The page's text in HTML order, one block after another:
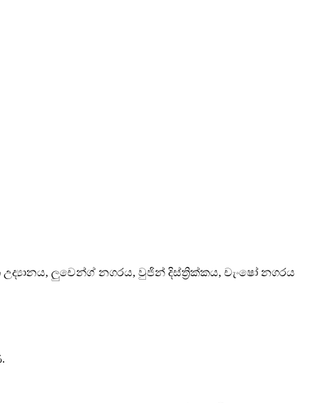
උද්‍යානය, ලුචෙන්ග් නගරය, වුජින් දිස්ත්‍රික්කය, චැංෂෝ නගරය